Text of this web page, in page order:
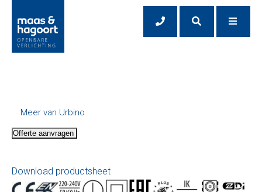
Meer van Urbino
Offerte aanvragen
Download productsheet